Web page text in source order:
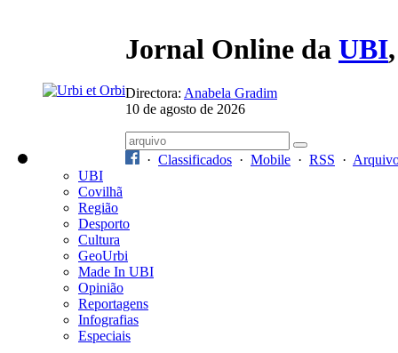
Jornal Online da UBI
Directora: Anabela Gradim
10 de agosto de 2026
· Classificados · Mobile · RSS ·
UBI
Covilhã
Região
Desporto
Cultura
GeoUrbi
Made In UBI
Opinião
Reportagens
Infografias
Especiais